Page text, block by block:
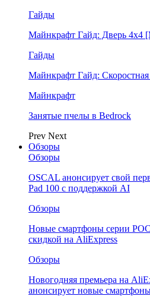
Гайды
Майнкрафт Гайд: Дверь 4х4
Гайды
Майнкрафт Гайд: Скоростная
Майнкрафт
Занятые пчелы в Bedrock
Prev Next
Обзоры
Обзоры
OSCAL анонсирует свой
Pad 100 с поддержкой AI
Обзоры
Новые смартфоны серии
скидкой на AliExpress
Обзоры
Новогодняя премьера на
анонсирует новые